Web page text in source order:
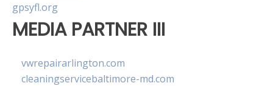
gpsyfl.org
MEDIA PARTNER III
vwrepairarlington.com
cleaningservicebaltimore-md.com